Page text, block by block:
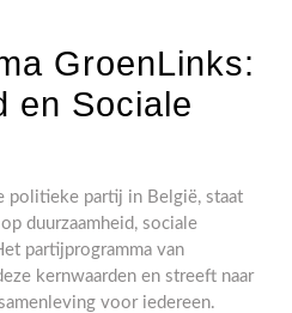
GroenLinks:
en Sociale
politieke partij in België, staat
duurzaamheid, sociale
partijprogramma van
kernwaarden en streeft naar
voor iedereen.